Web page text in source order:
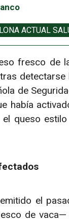
ACTUAL
fresco de
de
había
el queso
el
de